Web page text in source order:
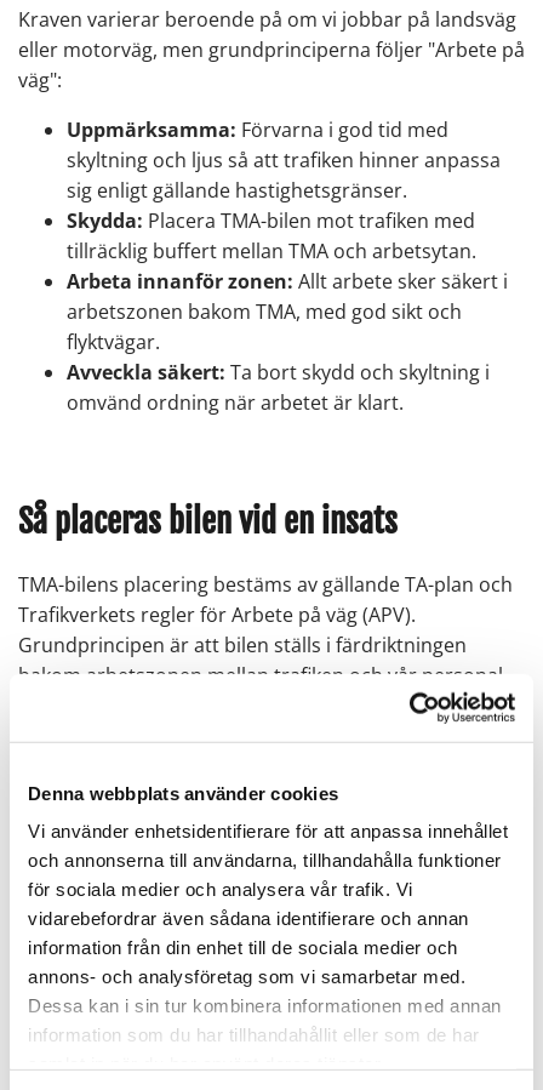
Denna webbplats använder cookies
Vi använder enhetsidentifierare för att anpassa innehållet
och annonserna till användarna, tillhandahålla funktioner
för sociala medier och analysera vår trafik. Vi
vidarebefordrar även sådana identifierare och annan
information från din enhet till de sociala medier och
annons- och analysföretag som vi samarbetar med.
Dessa kan i sin tur kombinera informationen med annan
information som du har tillhandahållit eller som de har
Kraven varierar beroende på om vi jobbar på landsväg
eller motorväg, men grundprinciperna följer "Arbete på
väg":
Uppmärksamma: Förvarna i god tid med
skyltning och ljus så att trafiken hinner anpassa
sig enligt gällande hastighetsgränser.
Skydda: Placera TMA-bilen mot trafiken med
tillräcklig buffert mellan TMA och arbetsytan.
Arbeta innanför zonen: Allt arbete sker säkert i
arbetszonen bakom TMA, med god sikt och
flyktvägar.
Avveckla säkert: Ta bort skydd och skyltning i
omvänd ordning när arbetet är klart.
Så placeras bilen vid en insats
TMA-bilens placering bestäms av gällande TA-plan och
Trafikverkets regler för Arbete på väg (APV).
Grundprincipen är att bilen ställs i färdriktningen
bakom arbetszonen mellan trafiken och vår personal.
På skyddsklassade vägar krävs skyddsfordon i båda
riktningar vid vissa intermittent arbeten, och dessa
Vid bärgningsuppdrag och andra korta, rörliga insatser
följer TMA våra arbetsfordon och personal när vi
förflyttar oss längs vägsträckan och bibehåller skyddet
även när situationen förändras.
När behövs en flaggvakt?
En flaggvakt används när risken är hanterbar och